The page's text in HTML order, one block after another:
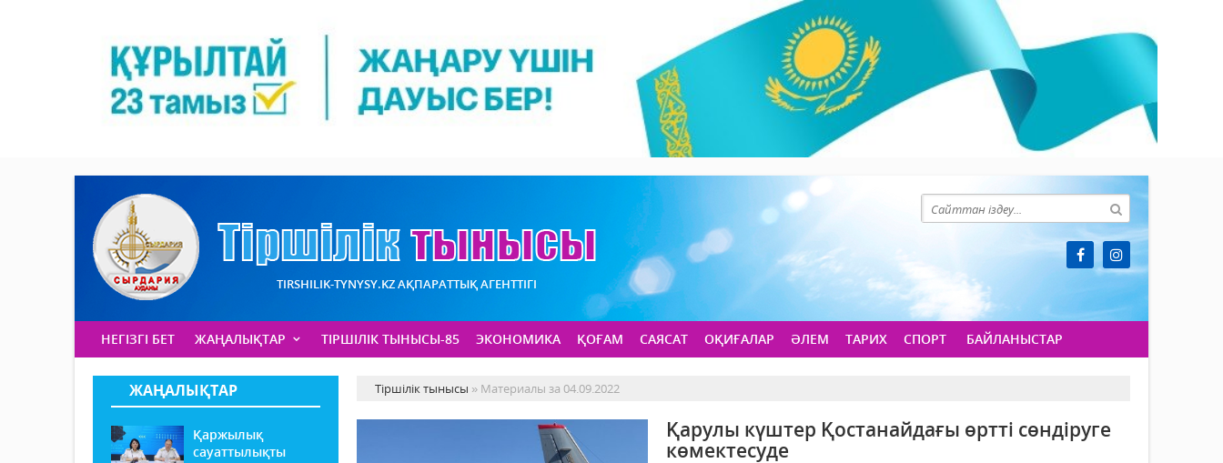
TIRSHILIK-TYNYSY.KZ АҚПАРАТТЫҚ АГЕНТТІГІ
НЕГІЗГІ БЕТ ЖАҢАЛЫҚТАР ТІРШІЛІК ТЫНЫСЫ-85 ЭКОНОМИКА ҚОҒАМ САЯСАТ ОҚИҒАЛАР ӘЛЕМ ТАРИХ СПОРТ БАЙЛАНЫСТАР
ЖАҢАЛЫҚТАР
Қаржылық
сауаттылықты
Тіршілік тынысы » Материалы за 04.09.2022
Қарулы күштер Қостанайдағы өртті сөндіруге
көмектесуде